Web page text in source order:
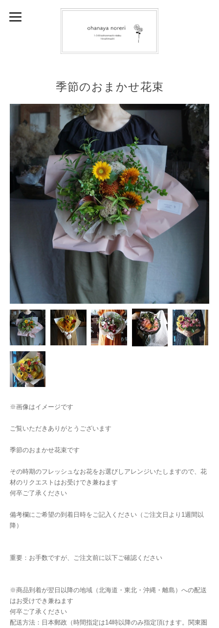
季節のおまかせ花束
※画像はイメージです
ご覧いただきありがとうございます
季節のおまかせ花束です
その時期のフレッシュなお花をお選びしアレンジいたしますので、花
材のリクエストはお受けでき兼ねます
何卒ご了承ください
備考欄にご希望の到着日時をご記入ください（ご注文日より1週間以
降）
重要：お手数ですが、ご注文前に以下ご確認ください
※商品到着が翌日以降の地域（北海道・東北・沖縄・離島）への配送
はお受けでき兼ねます
何卒ご了承ください
配送方法：日本郵政（時間指定は14時以降のみ指定頂けます。関東圏